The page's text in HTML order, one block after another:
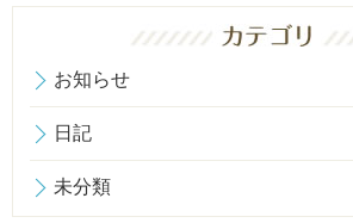
お知らせ
日記
未分類